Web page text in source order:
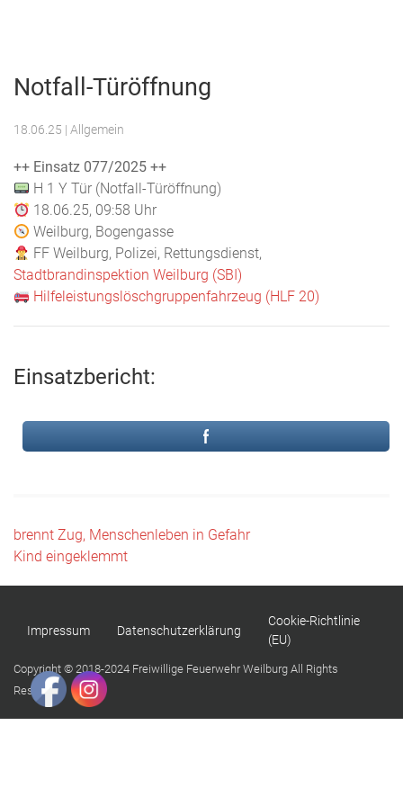
Feuerwehr
Weilburg
Notfall-Türöffnung
18.06.25 | Allgemein
++ Einsatz 077/2025 ++
H 1 Y Tür (Notfall-Türöffnung)
18.06.25, 09:58 Uhr
Weilburg, Bogengasse
FF Weilburg, Polizei, Rettungsdienst,
Stadtbrandinspektion Weilburg (SBI)
Hilfeleistungslöschgruppenfahrzeug (HLF 20)
Einsatzbericht:
Beitragsnavigation
brennt Zug, Menschenleben in Gefahr
Kind eingeklemmt
Impressum Datenschutzerklärung
Cookie-Richtlinie
(EU)
Copyright © 2018-2024 Freiwillige Feuerwehr Weilburg All Rights
Reserved.